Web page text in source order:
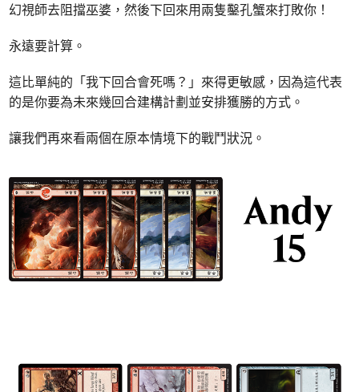
幻視師去阻擋巫婆，然後下回來用兩隻鑿孔蟹來打敗你！
永遠要計算。
這比單純的「我下回合會死嗎？」來得更敏感，因為這代表
的是你要為未來幾回合建構計劃並安排獲勝的方式。
讓我們再來看兩個在原本情境下的戰鬥狀況。